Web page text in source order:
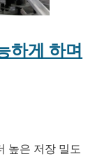
하게 하며
높은 저장 밀도